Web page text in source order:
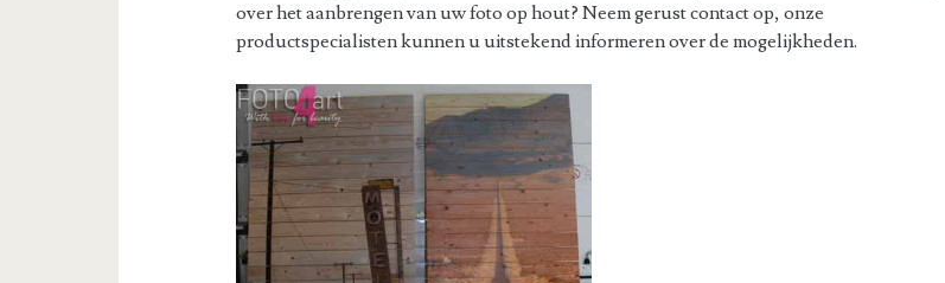
over het aanbrengen van uw foto op hout? Neem gerust contact op, onze
productspecialisten kunnen u uitstekend informeren over de mogelijkheden.